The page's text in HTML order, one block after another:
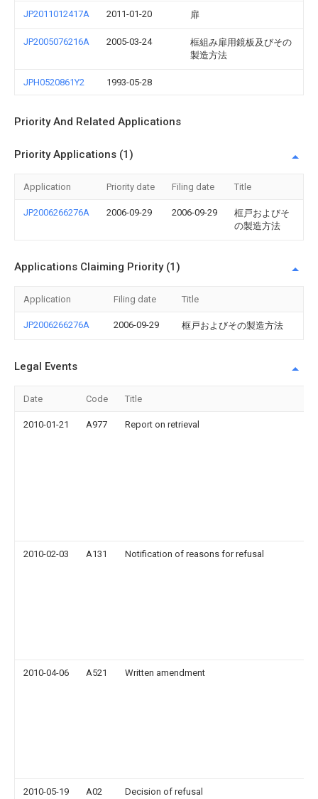
JP2011012417A 2011-01-20 扉
JP2005076216A 2005-03-24
框組み扉用鏡板及びその
製造方法
JPH0520861Y2 1993-05-28
Priority And Related Applications
Priority Applications (1)
Application Priority date Filing date Title
JP2006266276A 2006-09-29 2006-09-29
框戸およびそ
の製造方法
Applications Claiming Priority (1)
Application Filing date Title
JP2006266276A 2006-09-29 框戸およびその製造方法
Legal Events
Date Code Title
2010-01-21 A977 Report on retrieval
2010-02-03 A131 Notification of reasons for refusal
2010-04-06 A521 Written amendment
2010-05-19 A02 Decision of refusal